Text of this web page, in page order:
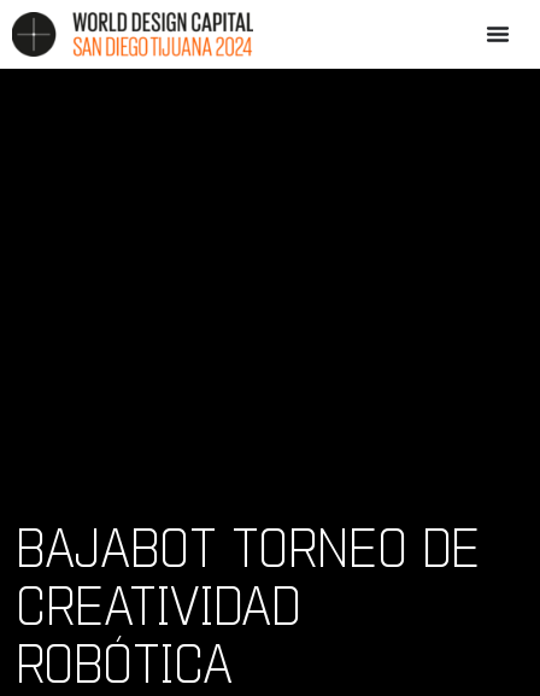
BAJABOT TORNEO DE
CREATIVIDAD
ROBÓTICA